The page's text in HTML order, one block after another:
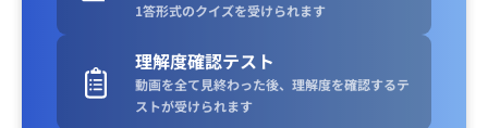
1答形式のクイズを受けられます
理解度確認テスト
動画を全て見終わった後、理解度を確認するテ
ストが受けられます